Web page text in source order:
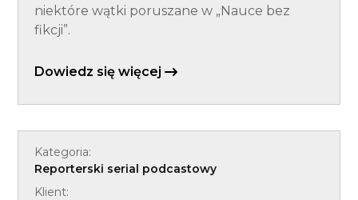
niektóre wątki poruszane w „Nauce bez
fikcji”.
Dowiedz się więcej
Kategoria:
Reporterski serial podcastowy
Klient: